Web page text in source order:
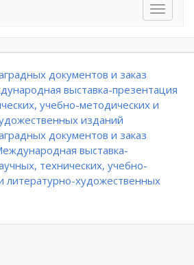
Toggle
документов и заказ
выставка-презентация
учебно-методических и
изданий
документов и заказ
выставка-
технических, учебно-
литературно-художественных